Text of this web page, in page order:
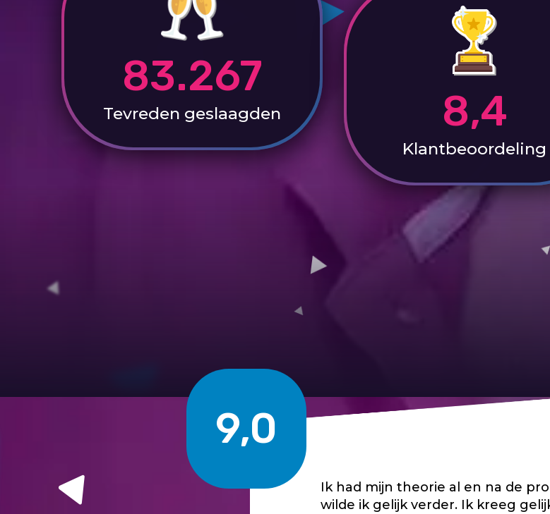
83.267
Tevreden geslaagden 8,4
Klantbeoordeling
9,0
Ik had mijn theorie al en na de
wilde ik gelijk verder. Ik kreeg